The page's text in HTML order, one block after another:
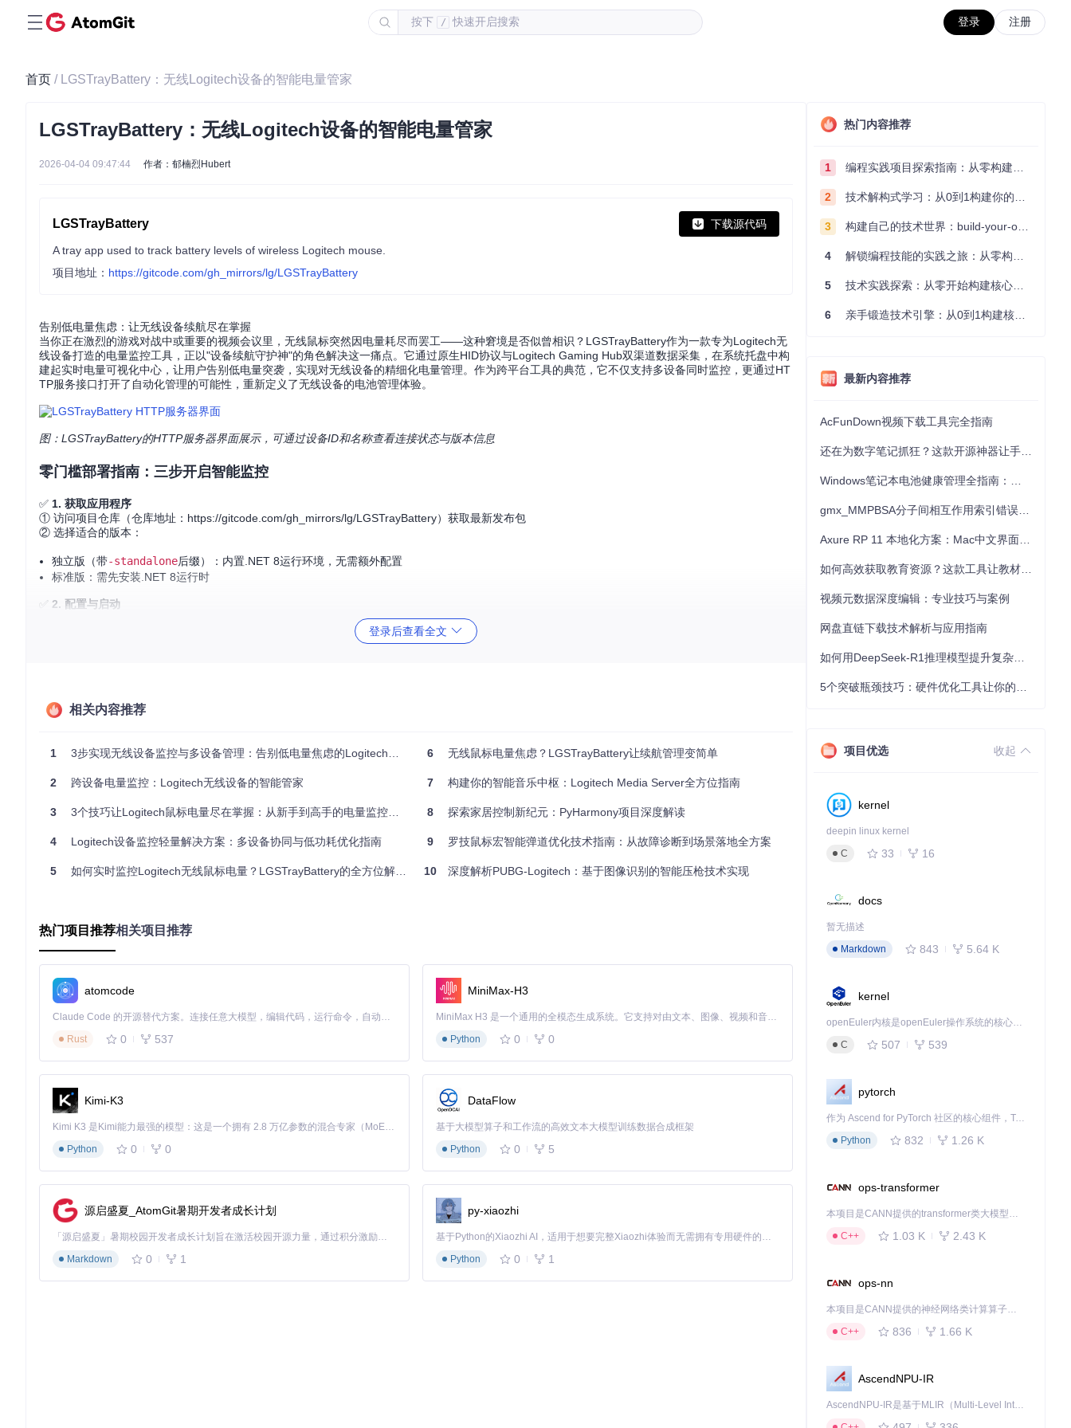
按下 / 快速开启搜索 登录 注册
首页 / LGSTrayBattery：无线Logitech设备的智能电量管家
LGSTrayBattery：无线Logitech设备的智能电量管家
2026-04-04 09:47:44 作者：郁楠烈Hubert
LGSTrayBattery 下载源代码
A tray app used to track battery levels of wireless Logitech mouse.
项目地址： https://gitcode.com/gh_mirrors/lg/LGSTrayBattery
告别低电量焦虑：让无线设备续航尽在掌握
当你正在激烈的游戏对战中或重要的视频会议里，无线鼠标突然因电量耗尽而罢工——这种窘境是否似曾相识？LGSTrayBattery作为一款专为Logitech无
线设备打造的电量监控工具，正以"设备续航守护神"的角色解决这一痛点。它通过原生HID协议与Logitech Gaming Hub双渠道数据采集，在系统托盘中构
建起实时电量可视化中心，让用户告别低电量突袭，实现对无线设备的精细化电量管理。作为跨平台工具的典范，它不仅支持多设备同时监控，更通过HT
TP服务接口打开了自动化管理的可能性，重新定义了无线设备的电池管理体验。
图：LGSTrayBattery的HTTP服务器界面展示，可通过设备ID和名称查看连接状态与版本信息
零门槛部署指南：三步开启智能监控
✅ 1. 获取应用程序
① 访问项目仓库（仓库地址：https://gitcode.com/gh_mirrors/lg/LGSTrayBattery）获取最新发布包
② 选择适合的版本：
独立版（带-standalone后缀）：内置.NET 8运行环境，无需额外配置
标准版：需先安装.NET 8运行时
✅ 2. 配置与启动
文件调整参数
HTTPServer.enable
pollPeriod
设备查询间隔（秒）
30
：修改配置后需重启应用生效，HTTP服务启用后可通过 http://localhost:12321访问设备数据
个人/企业双场景实践：让电量管理更智能
个人用户场景：游戏玩家的续航优化方案
② 配置游戏模式：启动特定程序时自动提高查询频率
③ 利用API对接游戏宏软件，在电量低时自动发送"暂停"信号
企业办公场景：多设备集中监控
对于拥有20台以上Logitech无线设备的办公环境：
① 部署中央监控服务器，通过HTTP API汇总所有设备电量数据
② 设置分级告警机制：低电量（<30%）通知员工，严重低电量（<10%）触发IT部门干预
③ 结合设备使用日志，分析电池损耗规律，优化采购周期
全新应用场景：跨设备协同管理
将LGSTrayBattery与智能家居系统联动：
当鼠标电量低于15%时，自动触发桌面台灯闪烁提醒
结合手机APP，在离家时推送"设备电量状态报告"
与无线充电器联动，检测到设备低电时自动启动充电插座
技术解析：为何选择LGSTrayBattery？
突破传统监控工具的局限，LGSTrayBattery通过三大核心技术实现卓越体验：
原生HID协议直连设备，确保数据实时性（响应延迟<500ms）
登录后查看全文
相关内容推荐
1 3步实现无线设备监控与多设备管理：告别低电量焦虑的Logitech系统托盘工具
2 跨设备电量监控：Logitech无线设备的智能管家
3 3个技巧让Logitech鼠标电量尽在掌握：从新手到高手的电量监控全攻略
4 Logitech设备监控轻量解决方案：多设备协同与低功耗优化指南
5 如何实时监控Logitech无线鼠标电量？LGSTrayBattery的全方位解决方案
6 无线鼠标电量焦虑？LGSTrayBattery让续航管理变简单
7 构建你的智能音乐中枢：Logitech Media Server全方位指南
8 探索家居控制新纪元：PyHarmony项目深度解读
9 罗技鼠标宏智能弹道优化技术指南：从故障诊断到场景落地全方案
10 深度解析PUBG-Logitech：基于图像识别的智能压枪技术实现
热门项目推荐相关项目推荐
atomcode
Claude Code 的开源替代方案。连接任意大模型，编辑代码，运行命令，自动验证 — 全自动执行。用 Rust 构建，极致性能。 ｜ An open-source alternative to Claude Code. Connect any LLM, edit code, run commands, and verify changes — autonomously. Built in Rust for speed. Get Started
Rust
0 537
MiniMax-H3
MiniMax H3 是一个通用的全模态生成系统。它支持对由文本、图像、视频和音频组成的多模态上下文进行统一理解，并能生成分辨率高达 2K、时长可达 15 秒的带原生立体声音频的视频。得益于面向任务泛化的系统设计，H3 在预训练阶段就已具备广泛的多模态上下文理解与生成能力，能够出色地执行复杂的多模态指令。
Python
0 0
Kimi-K3
Kimi K3 是Kimi能力最强的模型：这是一个拥有 2.8 万亿参数的混合专家（MoE）模型，具备原生视觉理解能力，并支持 100 万 token 的上下文窗口。
Python
0 0
DataFlow
基于大模型算子和工作流的高效文本大模型训练数据合成框架
Python
0 5
源启盛夏_AtomGit暑期开发者成长计划
「源启盛夏」暑期校园开发者成长计划旨在激活校园开源力量，通过积分激励、认证扶持、资源倾斜等形式，引导高校组织和开发者完成「入驻 — 建项目 — 做贡献 — 获认证 — 得资源」的完整闭环。无论你是想带领社团入驻平台的组织者，还是希望用代码贡献证明自己的开发者，都能在这里找到属于你的成长路径。
Markdown
0 1
py-xiaozhi
基于Python的Xiaozhi AI，适用于想要完整Xiaozhi体验而无需拥有专用硬件的用户。
Python
0 1
热门内容推荐
1 编程实践项目探索指南：从零构建技术能力体系
2 技术解构式学习：从0到1构建你的编程知识体系
3 构建自己的技术世界：build-your-own-x项目的实践探索指南
4 解锁编程技能的实践之旅：从零构建你的技术世界
5 技术实践探索：从零开始构建核心系统的实践指南
6 亲手锻造技术引擎：从0到1构建核心系统的实践指南
最新内容推荐
AcFunDown视频下载工具完全指南
视频元数据深度编辑：专业技巧与案例
网盘直链下载技术解析与应用指南
项目优选 收起
kernel
deepin linux kernel
C
33 16
docs
暂无描述
Markdown
843 5.64 K
kernel
openEuler内核是openEuler操作系统的核心，既是系统性能与稳定性的基石，也是连接处理器、设备与服务的桥梁。
C
507 539
pytorch
作为 Ascend for PyTorch 社区的核心组件，TorchNPU 是昇腾专为 PyTorch 打造的深度学习适配插件，使 PyTorch 框架能够直接调用昇腾 NPU，为开发者提供昇腾 AI 处理器的超强算力。
Python
832 1.26 K
ops-transformer
本项目是CANN提供的transformer类大模型算子库，实现网络在NPU上加速计算。
C++
1.03 K 2.43 K
ops-nn
本项目是CANN提供的神经网络类计算算子库，实现网络在NPU上加速计算。
C++
836 1.66 K
AscendNPU-IR
AscendNPU-IR是基于MLIR（Multi-Level Intermediate Representation）构建的，面向昇腾亲和算子编译时使用的中间表示，提供昇腾完备表达能力，通过编译优化提升昇腾AI处理器计算效率，支持通过生态框架使能昇腾AI处理器与深度调优